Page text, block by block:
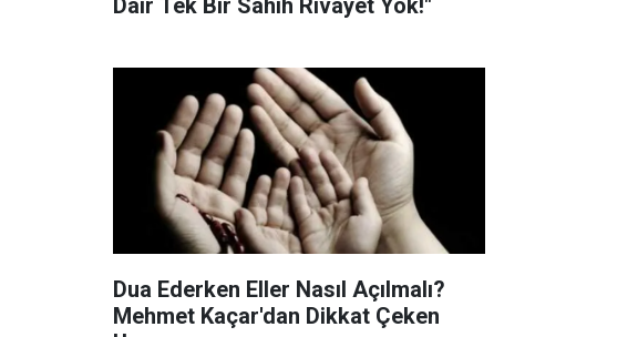
Dair Tek Bir Sahih Rivayet Yok!"
Dua Ederken Eller Nasıl Açılmalı?
Mehmet Kaçar'dan Dikkat Çeken